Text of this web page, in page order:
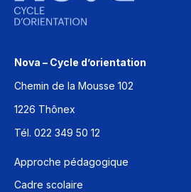
Nova – Cycle d’orientation
Chemin de la Mousse 102
1226 Thônex
Tél. 022 349 50 12
Approche pédagogique
Cadre scolaire